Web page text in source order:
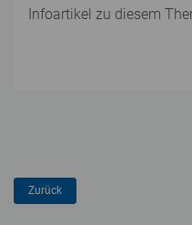
Infoartikel zu diesem